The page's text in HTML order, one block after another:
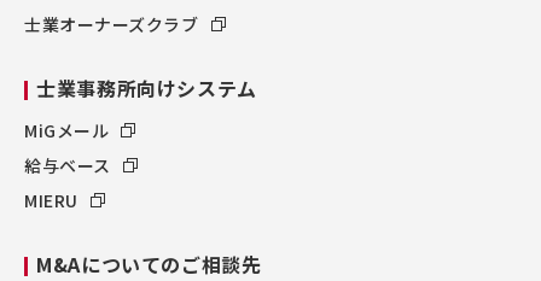
士業オーナーズクラブ
士業事務所向けシステム
MiGメール
給与ベース
MIERU
M&Aについてのご相談先